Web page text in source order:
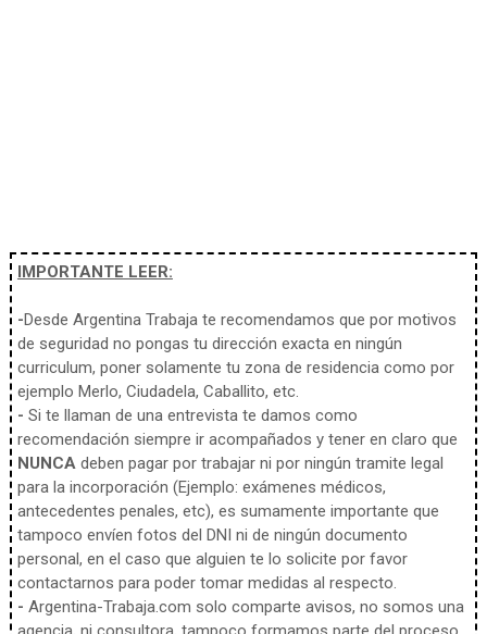
IMPORTANTE LEER:
-Desde Argentina Trabaja te recomendamos que por motivos
de seguridad no pongas tu dirección exacta en ningún
curriculum, poner solamente tu zona de residencia como por
ejemplo Merlo, Ciudadela, Caballito, etc.
- Si te llaman de una entrevista te damos como
recomendación siempre ir acompañados y tener en claro que
NUNCAdeben pagar por trabajar ni por ningún tramite legal
para la incorporación (Ejemplo: exámenes médicos,
antecedentes penales, etc), es sumamente importante que
tampoco envíen fotos del DNI ni de ningún documento
personal, en el caso que alguien te lo solicite por favor
contactarnos para poder tomar medidas al respecto.
- Argentina-Trabaja.com solo comparte avisos, no somos una